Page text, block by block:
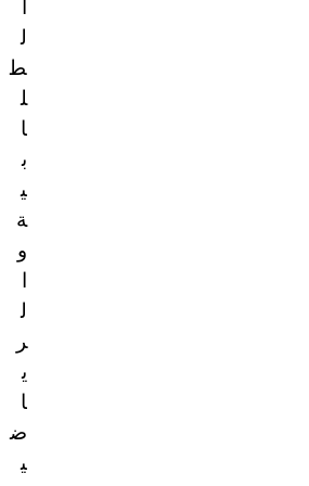
ل
ط
ل
ا
ب
ي
ة
و
ا
ل
ر
ي
ا
ض
ي